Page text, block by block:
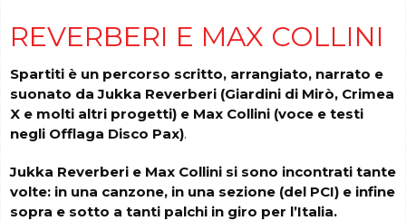
REVERBERI E MAX COLLINI
Spartiti è un percorso scritto, arrangiato, narrato e
suonato daJukka Reverberi (Giardini di Mirò, Crimea
X e molti altri progetti) e Max Collini (voce e testi
negli Offlaga Disco Pax).
Jukka Reverberi e Max Collini si sono incontrati tante
volte: in una canzone, in una sezione (del PCI) e infine
sopra e sotto a tanti palchi in giro per l’Italia.